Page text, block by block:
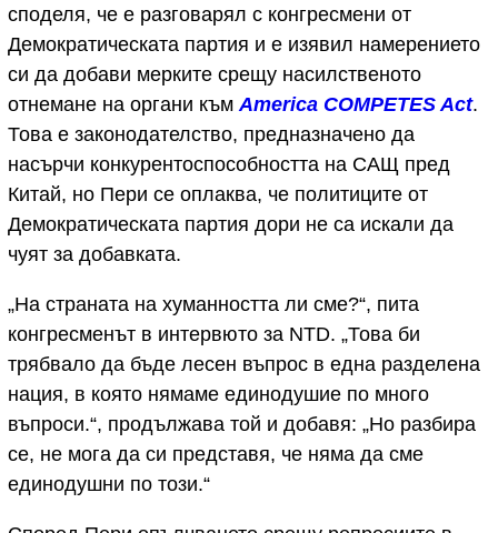
споделя, че е разговарял с конгресмени от
Демократическата партия и е изявил намерението
си да добави мерките срещу насилственото
отнемане на органи къмAmerica COMPETES Act.
Това е законодателство, предназначено да
насърчи конкурентоспособността на САЩ пред
Китай, но Пери се оплаква, че политиците от
Демократическата партия дори не са искали да
чуят за добавката.
„На страната на хуманността ли сме?“, пита
конгресменът в интервюто за NTD. „Това би
трябвало да бъде лесен въпрос в една разделена
нация, в която нямаме единодушие по много
въпроси.“, продължава той и добавя: „Но разбира
се, не мога да си представя, че няма да сме
единодушни по този.“